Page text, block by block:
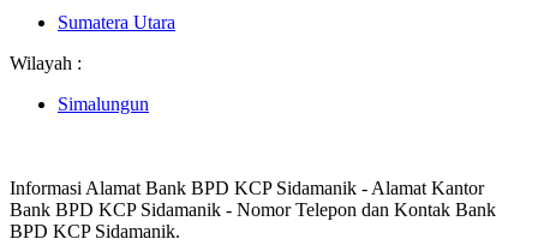
Sumatera Utara
Wilayah :
Simalungun
Informasi Alamat Bank BPD KCP Sidamanik - Alamat Kantor
Bank BPD KCP Sidamanik - Nomor Telepon dan Kontak Bank
BPD KCP Sidamanik.